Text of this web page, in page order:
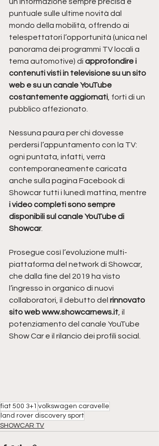
puntuale sulle ultime novità dal
mondo della mobilità, offrendo ai
telespettatori l’opportunità (unica nel
panorama dei programmi TV locali a
tema automotive) di approfondire i
contenuti visti in televisione su un sito
web e su un canale YouTube
costantemente aggiornati , forti di un
pubblico affezionato.
Nessuna paura per chi dovesse
perdersi l’appuntamento con la TV:
ogni puntata, infatti, verrà
contemporaneamente caricata
anche sulla pagina Facebook di
Showcar tutti i lunedì mattina, mentre
i video completi sono sempre
disponibili sul canale YouTube di
Showcar.
Prosegue così l’evoluzione multi-
piattaforma del network di Showcar,
che dalla fine del 2019 ha visto
l’ingresso in organico di nuovi
collaboratori, il debutto del rinnovato
sito web www.showcarnews.it , il
potenziamento del canale YouTube
Show Car e il rilancio dei profili social.
fiat 500 3+1 volkswagen caravelle
land rover discovery sport
SHOWCAR TV